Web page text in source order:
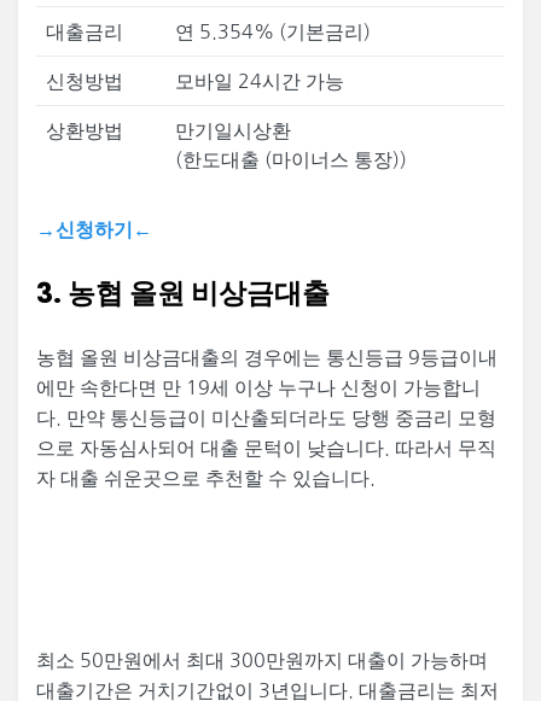
대출금리 연 5.354% (기본금리)
신청방법 모바일 24시간 가능
상환방법
만기일시상환
(한도대출 (마이너스 통장))
→신청하기←
3. 농협 올원 비상금대출
농협 올원 비상금대출의 경우에는 통신등급 9등급이내
에만 속한다면 만 19세 이상 누구나 신청이 가능합니
다. 만약 통신등급이 미산출되더라도 당행 중금리 모형
으로 자동심사되어 대출 문턱이 낮습니다. 따라서 무직
자 대출 쉬운곳으로 추천할 수 있습니다.
최소 50만원에서 최대 300만원까지 대출이 가능하며
대출기간은 거치기간없이 3년입니다. 대출금리는 최저